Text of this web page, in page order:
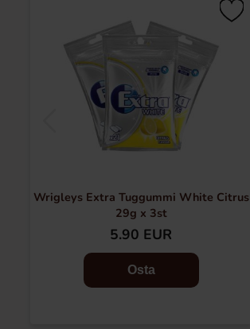
Wrigleys Extra Tuggummi White Citrus
29g x 3st
5.90 EUR
Osta